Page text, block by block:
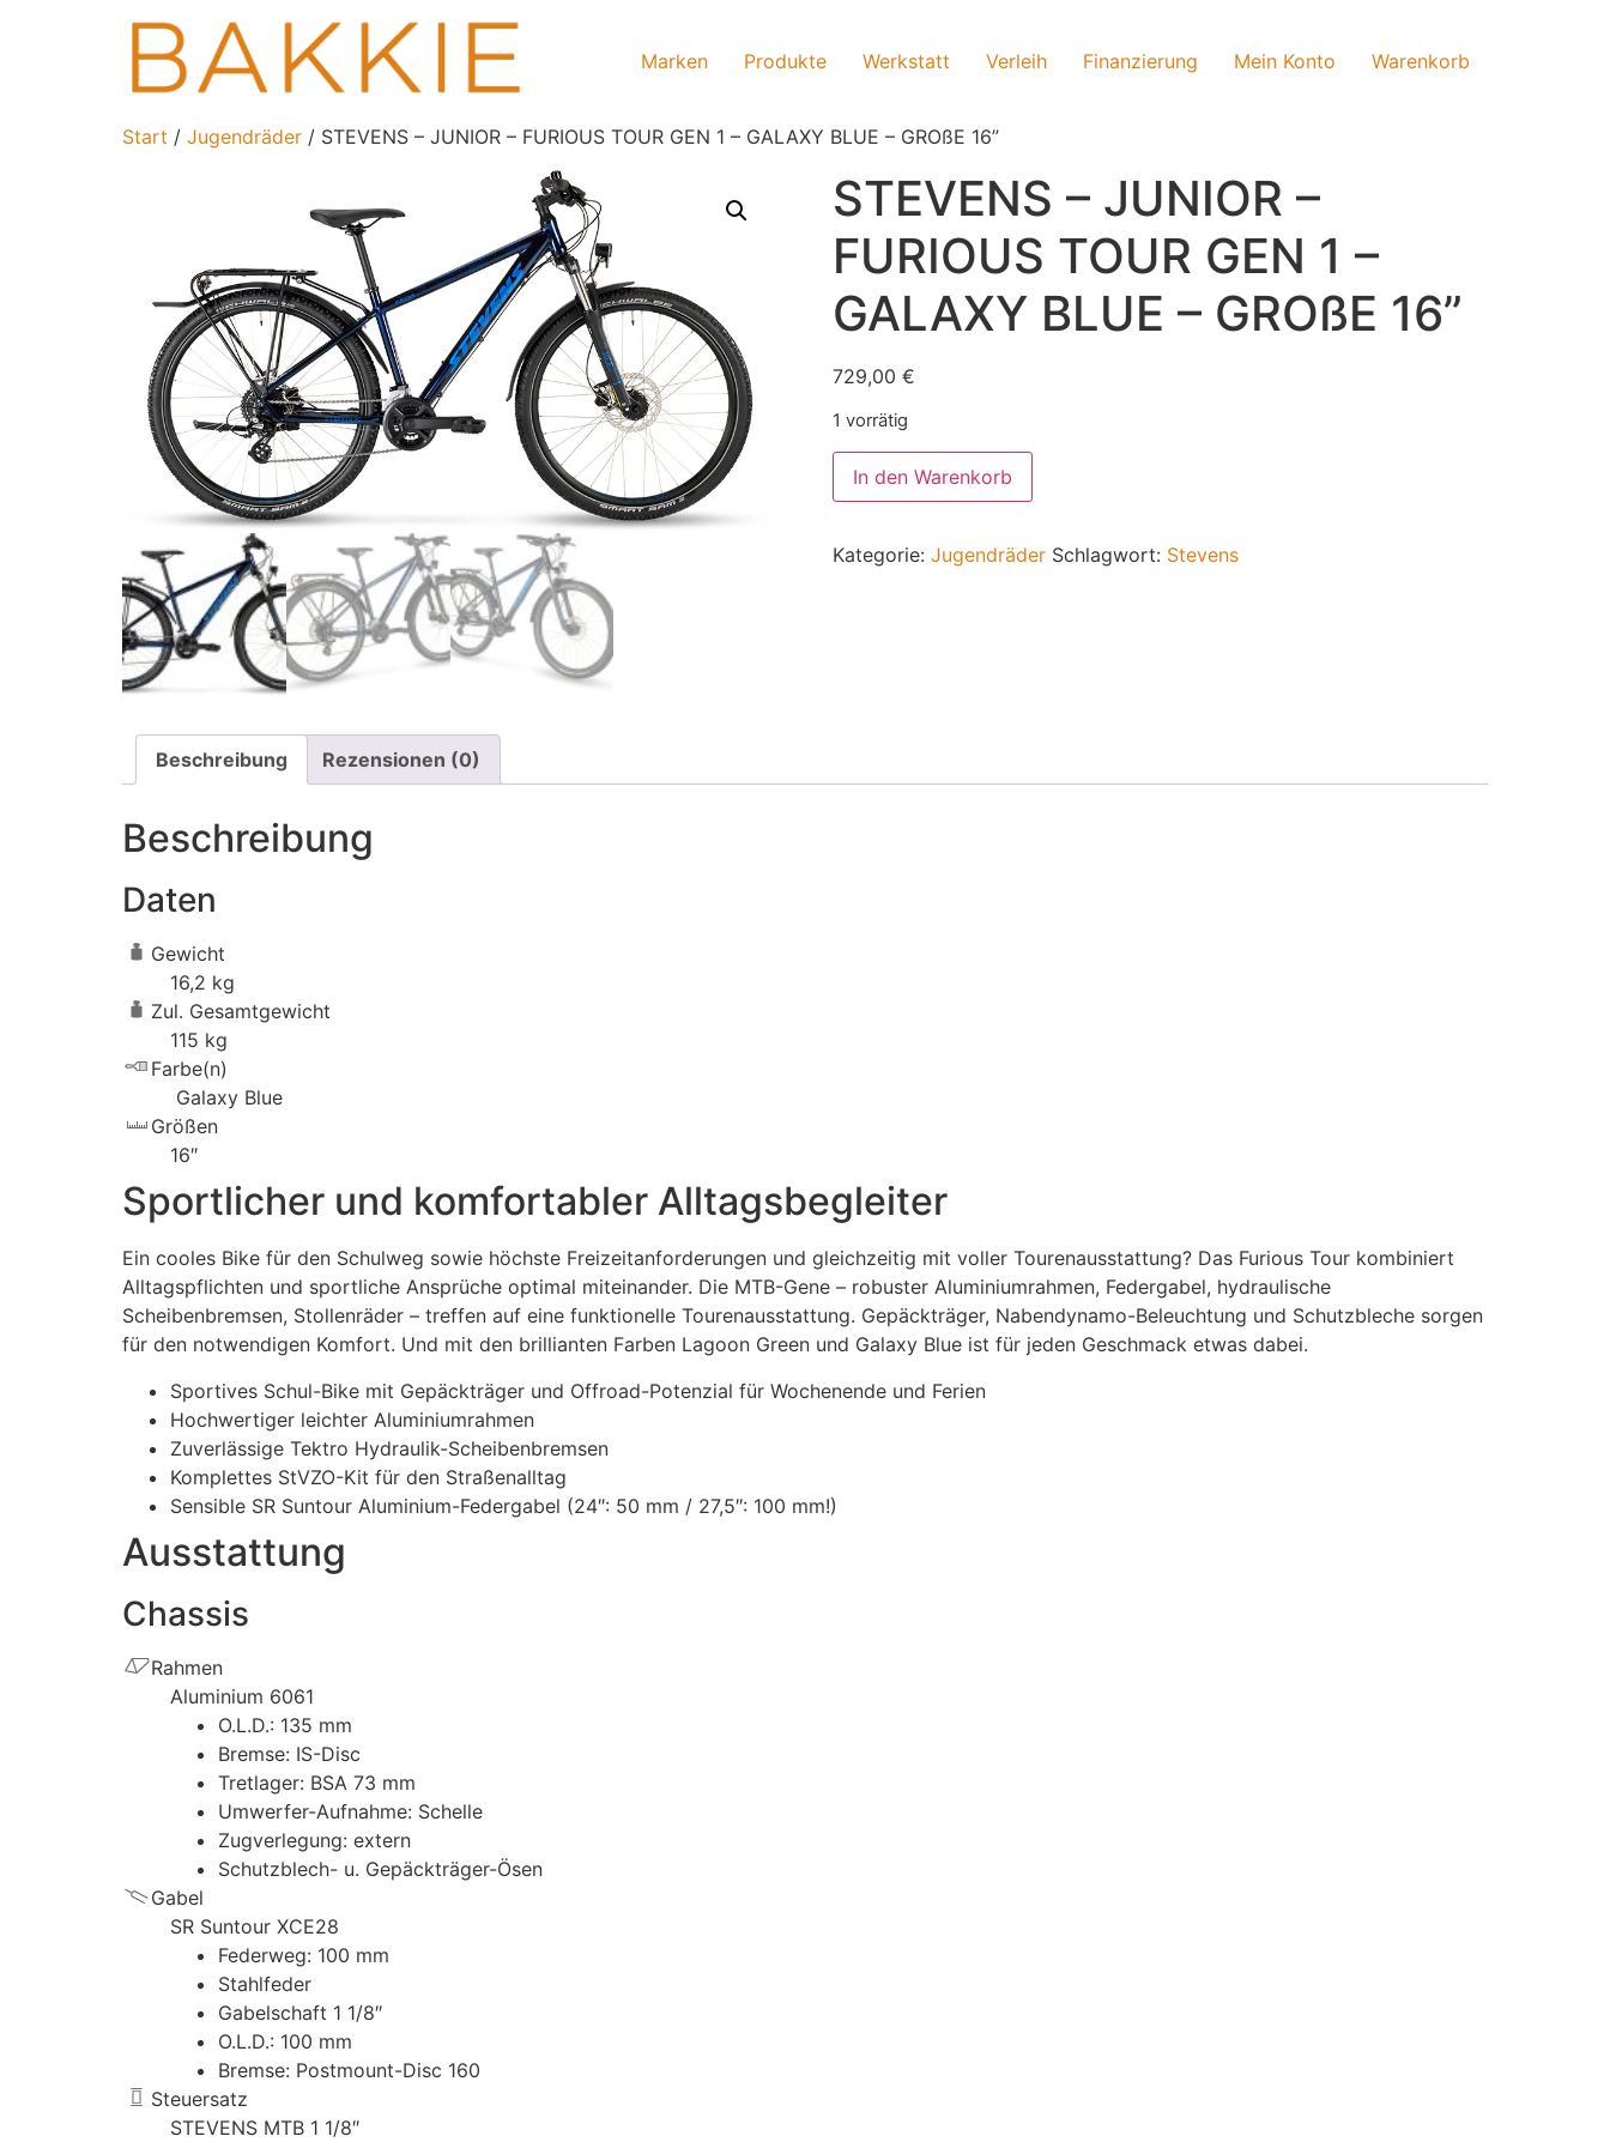
Marken Produkte Werkstatt Verleih Finanzierung Mein Konto Warenkorb
Start / Jugendräder / STEVENS – JUNIOR – FURIOUS TOUR GEN 1 – GALAXY BLUE – GROßE 16”
STEVENS – JUNIOR –
FURIOUS TOUR GEN 1 –
GALAXY BLUE – GROßE 16”
729,00 €
1 vorrätig
In den Warenkorb
Kategorie: Jugendräder Schlagwort: Stevens
Beschreibung Rezensionen (0)
Beschreibung
Daten
Gewicht
16,2 kg
Zul. Gesamtgewicht
115 kg
Farbe(n)
Galaxy Blue
Größen
16″
Sportlicher und komfortabler Alltagsbegleiter
Ein cooles Bike für den Schulweg sowie höchste Freizeitanforderungen und gleichzeitig mit voller Tourenausstattung? Das Furious Tour kombiniert
Alltagspflichten und sportliche Ansprüche optimal miteinander. Die MTB-Gene – robuster Aluminiumrahmen, Federgabel, hydraulische
Scheibenbremsen, Stollenräder – treffen auf eine funktionelle Tourenausstattung. Gepäckträger, Nabendynamo-Beleuchtung und Schutzbleche sorgen
für den notwendigen Komfort. Und mit den brillianten Farben Lagoon Green und Galaxy Blue ist für jeden Geschmack etwas dabei.
Sportives Schul-Bike mit Gepäckträger und Offroad-Potenzial für Wochenende und Ferien
Hochwertiger leichter Aluminiumrahmen
Zuverlässige Tektro Hydraulik-Scheibenbremsen
Komplettes StVZO-Kit für den Straßenalltag
Sensible SR Suntour Aluminium-Federgabel (24″: 50 mm / 27,5″: 100 mm!)
Ausstattung
Chassis
Rahmen
Aluminium 6061
O.L.D.: 135 mm
Bremse: IS-Disc
Tretlager: BSA 73 mm
Umwerfer-Aufnahme: Schelle
Zugverlegung: extern
Schutzblech- u. Gepäckträger-Ösen
Gabel
SR Suntour XCE28
Federweg: 100 mm
Stahlfeder
Gabelschaft 1 1/8″
O.L.D.: 100 mm
Bremse: Postmount-Disc 160
Steuersatz
STEVENS MTB 1 1/8″